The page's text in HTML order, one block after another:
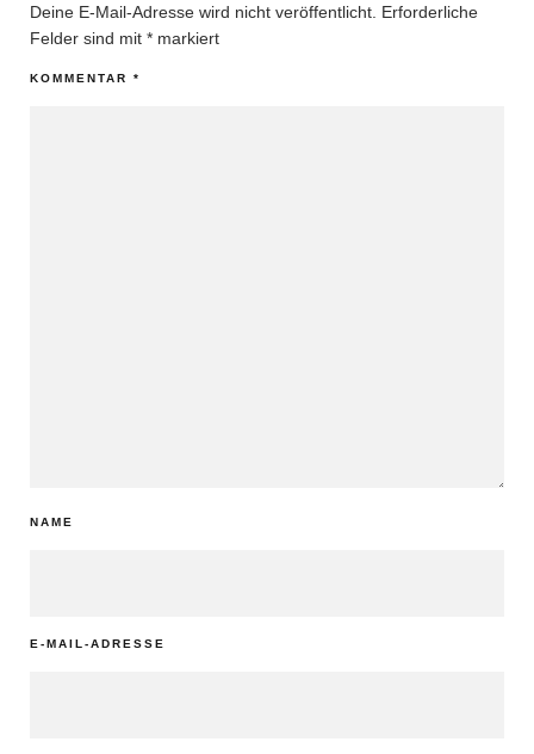
Deine E-Mail-Adresse wird nicht veröffentlicht. Erforderliche
Felder sind mit * markiert
KOMMENTAR *
NAME
E-MAIL-ADRESSE